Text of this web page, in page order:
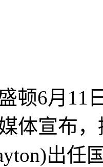
顿6月11
体宣布
出任